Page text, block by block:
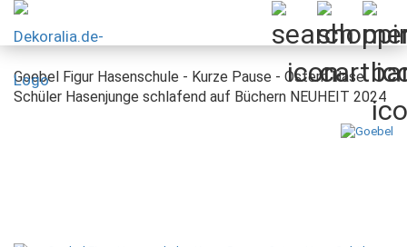
Goebel Figur Hasenschule - Kurze Pause - Ostern Hase
Schüler Hasenjunge schlafend auf Büchern NEUHEIT 2024